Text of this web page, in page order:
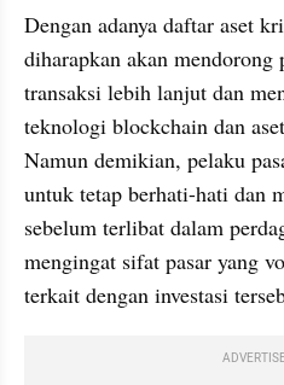
Dengan adanya daftar aset
diharapkan akan mendorong
transaksi lebih lanjut dan
teknologi blockchain dan
Namun demikian, pelaku
untuk tetap berhati-hati dan
sebelum terlibat dalam
mengingat sifat pasar yang
terkait dengan investasi